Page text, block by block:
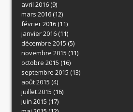
avril 2016(9)
mars 2016(12)
février 2016(11)
janvier 2016(11)
décembre 2015 (5)
novembre 2015 (11)
octobre 2015 (16)
septembre 2015 (13)
août 2015 (4)
juillet 2015 (16)
juin 2015 (17)